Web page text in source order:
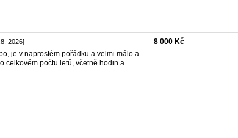
2026]
je v naprostém pořádku a velmi málo a
celkovém počtu letů, včetně hodin a
8 000 Kč